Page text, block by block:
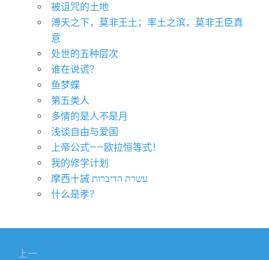
被诅咒的土地
溥天之下，莫非王土；率土之滨，莫非王臣真
意
处世的五种层次
谁在说谎？
鱼梦蝶
第五类人
多情的是人不是月
浅谈自由与爱国
上帝公式——欧拉恒等式！
我的修学计划
什么是孝？
上一